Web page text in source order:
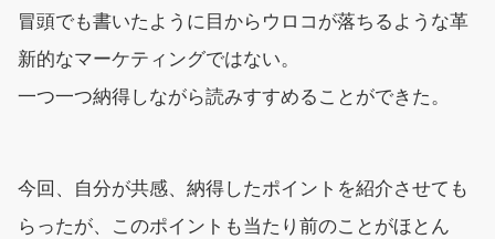
冒頭でも書いたように目からウロコが落ちるような革
新的なマーケティングではない。
一つ一つ納得しながら読みすすめることができた。
今回、自分が共感、納得したポイントを紹介させても
らったが、このポイントも当たり前のことがほとん